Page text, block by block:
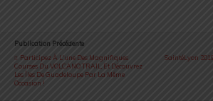
Publication Précédente
Participez À L'une Des Magnifiques
Courses Du VOLCANO TRAIL, Et Découvrez
Les Îles De Guadeloupe Par La Même
Occasion !
SaintéLyon